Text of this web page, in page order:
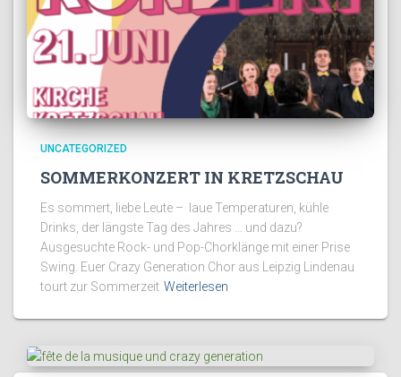
UNCATEGORIZED
SOMMERKONZERT IN KRETZSCHAU
Es sommert, liebe Leute – laue Temperaturen, kühle
Drinks, der längste Tag des Jahres … und dazu?
Ausgesuchte Rock- und Pop-Chorklänge mit einer Prise
Swing. Euer Crazy Generation Chor aus Leipzig Lindenau
tourt zur Sommerzeit Weiterlesen